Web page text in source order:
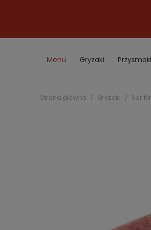
Menu Gryzaki Przysmaki
Strona główna Gryzaki Ser